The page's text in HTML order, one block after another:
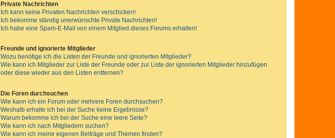
Private Nachrichten
Ich kann keine Privaten Nachrichten verschicken!
Ich bekomme ständig unerwünschte Private Nachrichten!
Ich habe eine Spam-E-Mail von einem Mitglied dieses Forums erhalten!
Freunde und ignorierte Mitglieder
Wozu benötige ich die Listen der Freunde und ignorierten Mitglieder?
Wie kann ich Mitglieder zur Liste der Freunde oder zur Liste der ignorierten Mitglieder hinzufügen
oder diese wieder aus den Listen entfernen?
Die Foren durchsuchen
Wie kann ich ein Forum oder mehrere Foren durchsuchen?
Weshalb erhalte ich bei der Suche keine Ergebnisse?
Warum bekomme ich bei der Suche eine leere Seite?
Wie kann ich nach Mitgliedern suchen?
Wie kann ich meine eigenen Beiträge und Themen finden?